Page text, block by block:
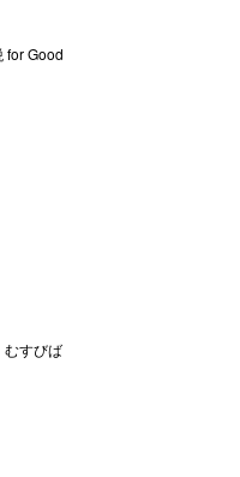
for Good
むすびば